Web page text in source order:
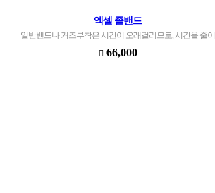
엑셀 졸밴드
일반밴드나 거즈부착은 시간이 오래걸리므로, 시간을 줄이
고(20~30%시간절약), 2차감염예방 압박 드레이프 접착제품
66,000